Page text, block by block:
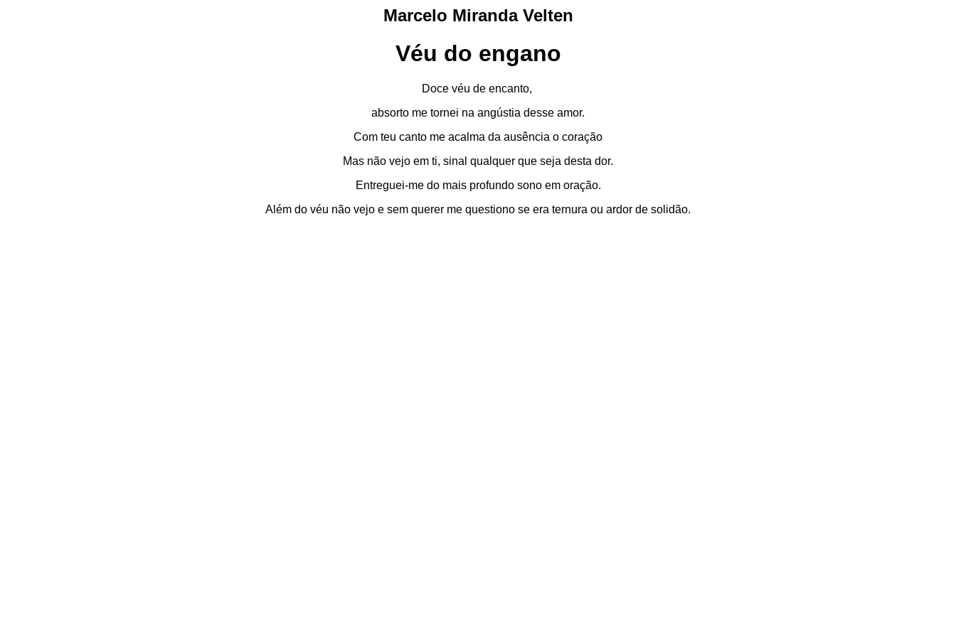
Marcelo Miranda Velten
Véu do engano
Doce véu de encanto,
absorto me tornei na angústia desse amor.
Com teu canto me acalma da ausência o coração
Mas não vejo em ti, sinal qualquer que seja desta dor.
Entreguei-me do mais profundo sono em oração.
Além do véu não vejo e sem querer me questiono se era ternura ou ardor de solidão.